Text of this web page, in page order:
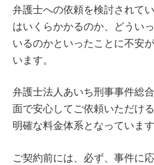
弁護士への依頼を検討されて
はいくらかかるのか、どうい
いるのかといったことに不安
います。
弁護士法人あいち刑事事件総
面で安心してご依頼いただけ
明確な料金体系となっています
ご契約前には、必ず、事件に